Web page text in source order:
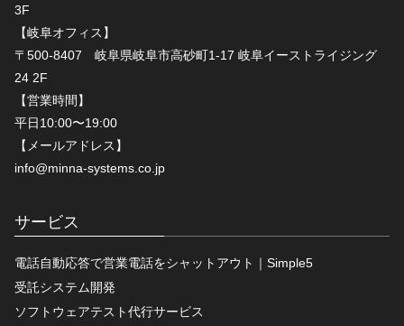
3F
【岐阜オフィス】
〒500-8407 岐阜県岐阜市高砂町1-17 岐阜イーストライジング
24 2F
【営業時間】
平日10:00〜19:00
【メールアドレス】
info@minna-systems.co.jp
サービス
電話自動応答で営業電話をシャットアウト｜Simple5
受託システム開発
ソフトウェアテスト代行サービス